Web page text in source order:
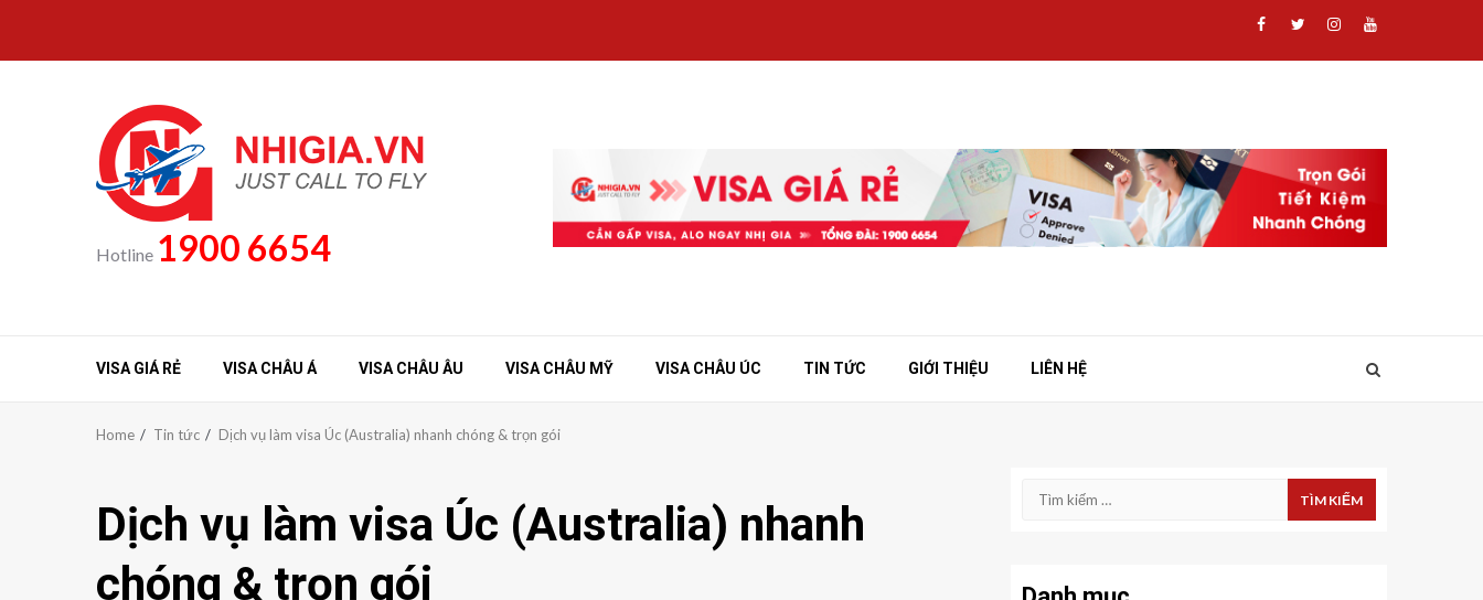
content
Facebook
TwitterInstagram
Youtube
Hotline 1900 6654
VISA GIÁ RẺ VISA CHÂU Á VISA CHÂU ÂU VISA CHÂU MỸ VISA CHÂU ÚC TIN TỨC GIỚI THIỆU LIÊN HỆ
Home Tin tức Dịch vụ làm visa Úc (Australia) nhanh chóng & trọn gói
Dịch vụ làm visa Úc (Australia) nhanh
chóng & trọn gói
Tìm